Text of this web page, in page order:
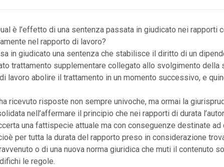
è l’effetto di una sentenza passata in giudicato nei rapporti
nel rapporto di lavoro?
in giudicato una sentenza che stabilisce il diritto di un
trattamento supplementare collegato allo svolgimento della
lavoro abolire il trattamento in un momento successivo, e
ricevuto risposte non sempre univoche, ma ormai la
nell’affermare il principio che nei rapporti di durata
una fattispecie attuale ma con conseguenze destinate
per tutta la durata del rapporto preso in considerazione
o di una nuova norma giuridica che muti il contenuto
le regole.